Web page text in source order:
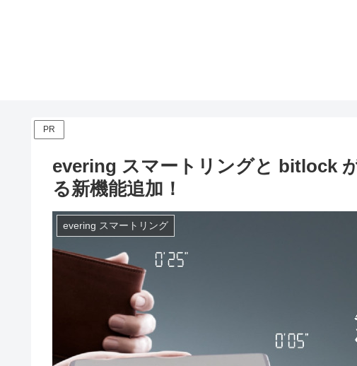
PR
evering スマートリングと bitlock
る新機能追加！
evering スマートリング